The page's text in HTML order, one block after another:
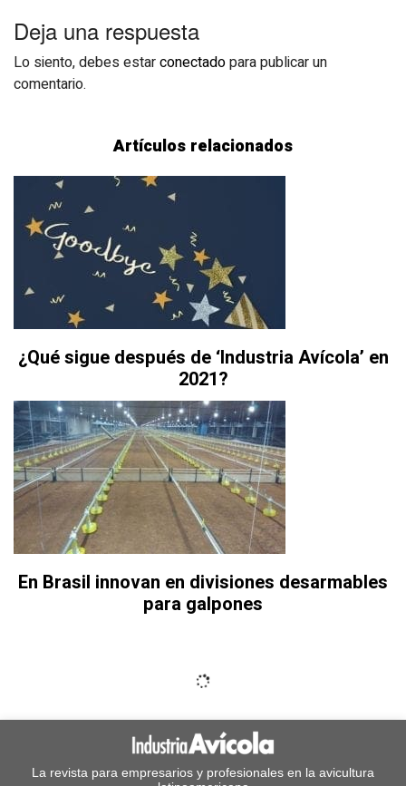
Deja una respuesta
Lo siento, debes estarconectadopara publicar un
comentario.
Artículos relacionados
¿Qué sigue después de ‘Industria Avícola’ en
2021?
En Brasil innovan en divisiones desarmables
para galpones
La revista para empresarios y profesionales en la avicultura